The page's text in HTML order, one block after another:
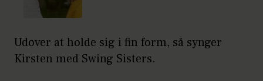
Udover at holde sig i fin form, så synger
Kirsten med Swing Sisters.